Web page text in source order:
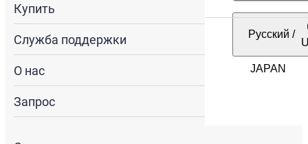
Русский /
Купить
Служба поддержки
О нас
Запрос